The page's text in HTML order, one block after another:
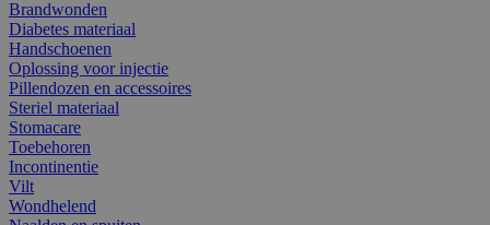
Brandwonden
Diabetes materiaal
Handschoenen
Oplossing voor injectie
Pillendozen en accessoires
Steriel materiaal
Stomacare
Toebehoren
Incontinentie
Vilt
Wondhelend